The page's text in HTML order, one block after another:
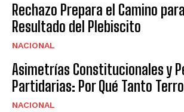
Rechazo Prepara el Camino
Resultado del Plebiscito
NACIONAL
Asimetrías Constitucionales y
Partidarias: Por Qué Tanto
NACIONAL